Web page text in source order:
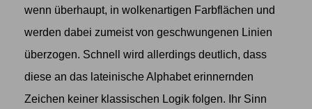
wenn überhaupt, in wolkenartigen Farbflächen und
werden dabei zumeist von geschwungenen Linien
überzogen. Schnell wird allerdings deutlich, dass
diese an das lateinische Alphabet erinnernden
Zeichen keiner klassischen Logik folgen. Ihr Sinn